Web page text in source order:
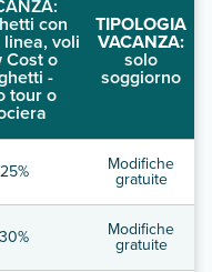
con
voli
Cost o
-
tour o
TIPOLOGIA
VACANZA:
solo
soggiorno
25% Modifiche
gratuite
30% Modifiche
gratuite